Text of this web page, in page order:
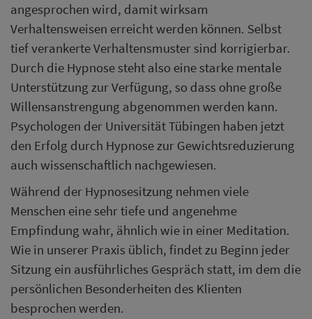
angesprochen wird, damit wirksam
Verhaltensweisen erreicht werden können. Selbst
tief verankerte Verhaltensmuster sind korrigierbar.
Durch die Hypnose steht also eine starke mentale
Unterstützung zur Verfügung, so dass ohne große
Willensanstrengung abgenommen werden kann.
Psychologen der Universität Tübingen haben jetzt
den Erfolg durch Hypnose zur Gewichtsreduzierung
auch wissenschaftlich nachgewiesen.
Während der Hypnosesitzung nehmen viele
Menschen eine sehr tiefe und angenehme
Empfindung wahr, ähnlich wie in einer Meditation.
Wie in unserer Praxis üblich, findet zu Beginn jeder
Sitzung ein ausführliches Gespräch statt, im dem die
persönlichen Besonderheiten des Klienten
besprochen werden.